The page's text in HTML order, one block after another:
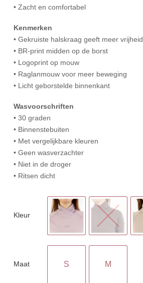
• Zacht en comfortabel
Kenmerken
• Gekruiste halskraag geeft meer vrijheid
• BR-print midden op de borst
• Logoprint op mouw
• Raglanmouw voor meer beweging
• Licht geborstelde binnenkant
Wasvoorschriften
• 30 graden
• Binnenstebuiten
• Met vergelijkbare kleuren
• Geen wasverzachter
• Niet in de droger
• Ritsen dicht
Kleur
Maat S M